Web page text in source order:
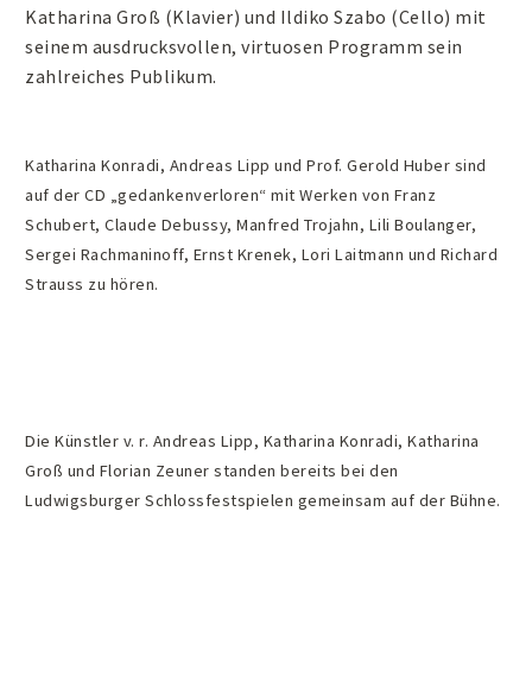
Katharina Groß (Klavier) und Ildiko Szabo (Cello) mit
seinem ausdrucksvollen, virtuosen Programm sein
zahlreiches Publikum.
Katharina Konradi, Andreas Lipp und Prof. Gerold Huber sind
auf der CD „gedankenverloren“ mit Werken von Franz
Schubert, Claude Debussy, Manfred Trojahn, Lili Boulanger,
Sergei Rachmaninoff, Ernst Krenek, Lori Laitmann und Richard
Strauss zu hören.
Die Künstler v. r. Andreas Lipp, Katharina Konradi, Katharina
Groß und Florian Zeuner standen bereits bei den
Ludwigsburger Schlossfestspielen gemeinsam auf der Bühne.